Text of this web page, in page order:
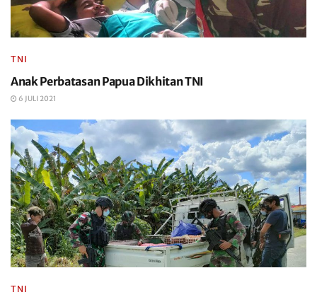
TNI
Anak Perbatasan Papua Dikhitan TNI
6 JULI 2021
TNI